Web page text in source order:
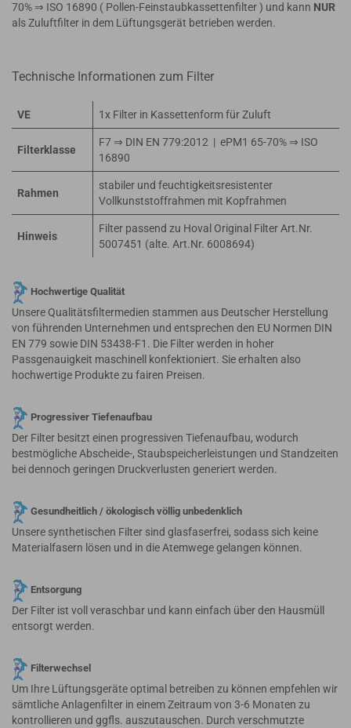
70% ⇒ ISO 16890 ( Pollen-Feinstaubkassettenfilter ) und kann NUR
als Zuluftfilter in dem Lüftungsgerät betrieben werden.
Technische Informationen zum Filter
VE 1x Filter in Kassettenform für Zuluft
Filterklasse
F7 ⇒ DIN EN 779:2012 | ePM1 65-70% ⇒ ISO
16890
Rahmen
stabiler und feuchtigkeitsresistenter
Vollkunststoffrahmen mit Kopfrahmen
Hinweis
Filter passend zu Hoval Original Filter Art.Nr.
5007451 (alte. Art.Nr. 6008694)
Hochwertige Qualität
Unsere Qualitätsfiltermedien stammen aus Deutscher Herstellung
von führenden Unternehmen und entsprechen den EU Normen DIN
EN 779 sowie DIN 53438-F1. Die Filter werden in hoher
Passgenauigkeit maschinell konfektioniert. Sie erhalten also
hochwertige Produkte zu fairen Preisen.
Progressiver Tiefenaufbau
Der Filter besitzt einen progressiven Tiefenaufbau, wodurch
bestmögliche Abscheide-, Staubspeicherleistungen und Standzeiten
bei dennoch geringen Druckverlusten generiert werden.
Gesundheitlich / ökologisch völlig unbedenklich
Unsere synthetischen Filter sind glasfaserfrei, sodass sich keine
Materialfasern lösen und in die Atemwege gelangen können.
Entsorgung
Der Filter ist voll veraschbar und kann einfach über den Hausmüll
entsorgt werden.
Filterwechsel
Um Ihre Lüftungsgeräte optimal betreiben zu können empfehlen wir
sämtliche Anlagenfilter in einem Zeitraum von 3-6 Monaten zu
kontrollieren und ggfls. auszutauschen. Durch verschmutzte